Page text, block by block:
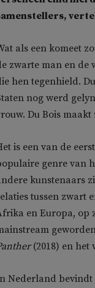
als een komeet
zwarte man en de
hen tegenhield.
nog werd
Du Bois
is een van de
genre van
kunstenaars
tussen zwart
en Europa, op
(2018) en het
Nederland bevindt